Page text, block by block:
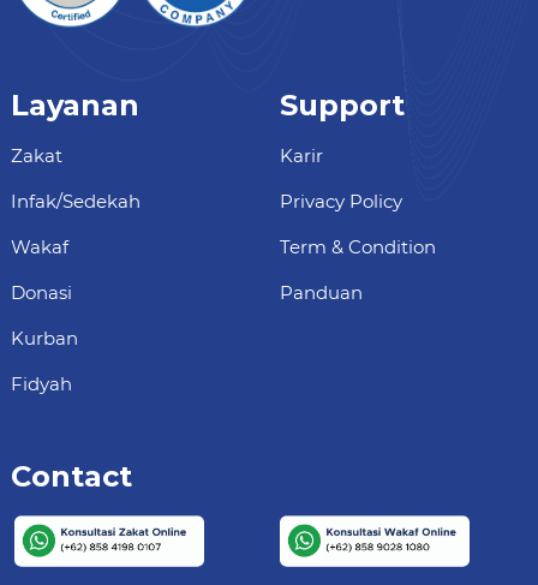
Layanan
Zakat
Infak/Sedekah
Wakaf
Donasi
Kurban
Fidyah
Support
Karir
Privacy Policy
Term & Condition
Panduan
Contact